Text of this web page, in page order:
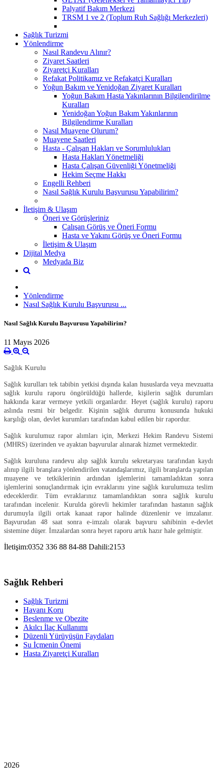
Palyatif Bakım Merkezi
TRSM 1 ve 2 (Toplum Ruh Sağlığı Merkezleri)
Sağlık Turizmi
Yönlendirme
Nasıl Randevu Alınır?
Ziyaret Saatleri
Ziyaretçi Kuralları
Refakat Politikamız ve Refakatçi Kuralları
Yoğun Bakım ve Yenidoğan Ziyaret Kuralları
Yoğun Bakım Hasta Yakınlarının Bilgilendirilme
Kuralları
Yenidoğan Yoğun Bakım Yakınlarının
Bilgilendirme Kuralları
Nasıl Muayene Olurum?
Muayene Saatleri
Hasta - Çalışan Hakları ve Sorumlulukları
Hasta Hakları Yönetmeliği
Hasta Çalışan Güvenliği Yönetmeliği
Hekim Seçme Hakkı
Engelli Rehberi
Nasıl Sağlık Kurulu Başvurusu Yapabilirim?
İletişim & Ulaşım
Öneri ve Görüşleriniz
Çalışan Görüş ve Öneri Formu
Hasta ve Yakını Görüş ve Öneri Formu
İletişim & Ulaşım
Dijital Medya
Medyada Biz
Yönlendirme
Nasıl Sağlık Kurulu Başvurusu ...
Nasıl Sağlık Kurulu Başvurusu Yapabilirim?
11 Mayıs 2026
Sağlık Kurulu
Sağlık kurulları tek tabibin yetkisi dışında kalan hususlarda veya mevzuatta
sağlık kurulu raporu öngörüldüğü hallerde, kişilerin sağlık durumları
hakkında karar vermeye yetkili organlardır. Heyet (sağlık kurulu) raporu
aslında resmi bir belgedir. Kişinin sağlık durumu konusunda hukuki
karşılığı olan, devlet kurumları tarafından kabul edilen bir rapordur.
Sağlık kurulumuz rapor alımları için, Merkezi Hekim Randevu Sistemi
(MHRS) üzerinden ve ayaktan başvurular alınarak hizmet vermektedir.
Sağlık kuruluna randevu alıp sağlık kurulu sekretaryası tarafından kaydı
alınıp ilgili branşlara yönlendirilen vatandaşlarımız, ilgili branşlarda yapılan
muayene ve tetkiklerinin ardından işlemlerini tamamladıktan sonra
işlemlerini sonuçlandırmak için evraklarını yine sağlık kurulumuza teslim
edeceklerdir. Tüm evraklarınız tamamlandıktan sonra sağlık kurulu
tarafından incelenir. Kurulda görevli hekimler tarafından hastanın sağlık
durumuyla ilgili ortak kanaat rapor halinde düzenlenir ve imzalanır.
Başvurudan 48 saat sonra e-imzalı olarak başvuru sahibinin e-devlet
sistemine düşer. İmzalardan sonra heyet raporu artık hazır hale gelmiştir.
İletişim:0352 336 88 84-88 Dahili:2153
Sağlık Rehberi
Sağlık Turizmi
Havanı Koru
Beslenme ve Obezite
Akılcı İlaç Kullanımı
Düzenli Yürüyüşün Faydaları
Su İçmenin Önemi
Hasta Ziyaretçi Kuralları
2026